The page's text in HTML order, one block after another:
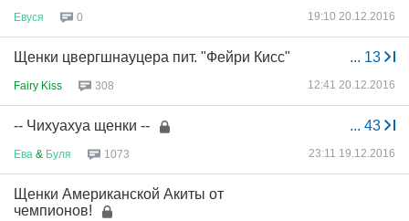
Евуся 0 19:10 20.12.2016
... 13
Щенки цвергшнауцера пит. "Фейри Кисс"
Fairy Kiss 308 12:41 20.12.2016
... 43
-- Чихуахуа щенки --
Ева & Буля 1073 23:11 19.12.2016
Щенки Американской Акиты от
чемпионов!